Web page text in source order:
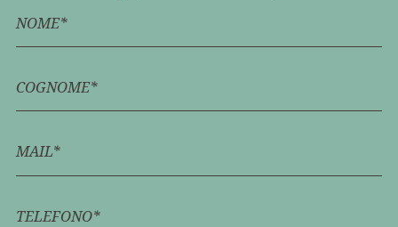
NOME*
COGNOME*
MAIL*
TELEFONO*